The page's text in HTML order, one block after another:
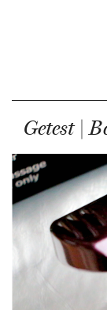
Getest |